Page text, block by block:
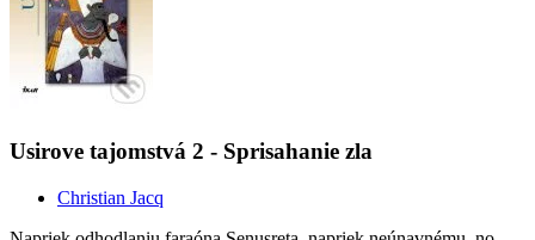
Usirove tajomstvá 2 - Sprisahanie zla
Christian Jacq